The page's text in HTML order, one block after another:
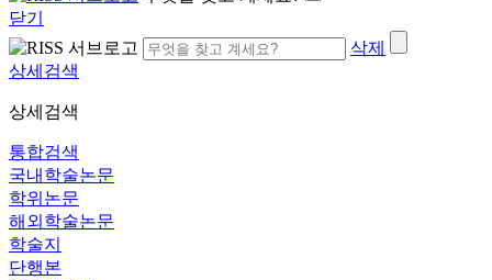
닫기
삭제
상세검색
상세검색
통합검색
국내학술논문
학위논문
해외학술논문
학술지
단행본